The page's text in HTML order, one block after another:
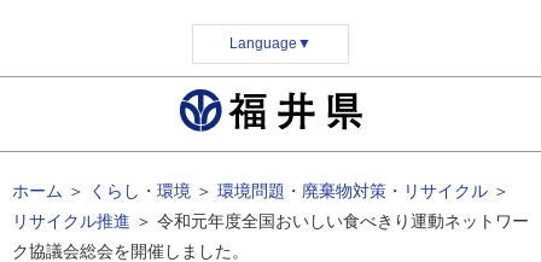
Language ▼
ホーム ＞ くらし・環境 ＞ 環境問題・廃棄物対策・リサイクル ＞
リサイクル推進 ＞ 令和元年度全国おいしい食べきり運動ネットワー
ク協議会総会を開催しました。